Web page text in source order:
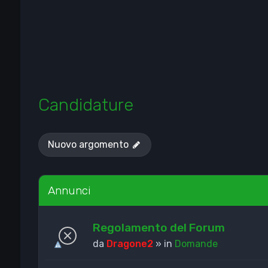
Candidature
Nuovo argomento
Annunci
Regolamento del Forum
da Dragone2 » in Domande